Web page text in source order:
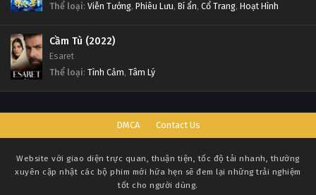
Thể loại: Viễn Tưởng, Phiêu Lưu, Bí ẩn, Cổ Trang, Hoạt Hình
Cầm Tù (2022)
Esaret
Thể loại: Tình Cảm, Tâm Lý
DMCA Contact Us
Website với giao diện trực quan, thuận tiện, tốc độ tải nhanh, thường
xuyên cập nhật các bộ phim mới hứa hẹn sẽ đem lại những trải nghiệm
tốt cho người dùng.